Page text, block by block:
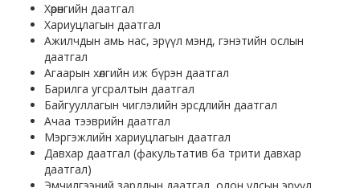
Хөрөнгийн даатгал
Хариуцлагын даатгал
Ажилчдын амь нас, эрүүл мэнд, гэнэтийн ослын
даатгал
Агаарын хөлгийн иж бүрэн даатгал
Барилга угсралтын даатгал
Байгууллагын чиглэлийн эрсдлийн даатгал
Ачаа тээврийн даатгал
Мэргэжлийн хариуцлагын даатгал
Давхар даатгал (факультатив ба трити давхар
даатгал)